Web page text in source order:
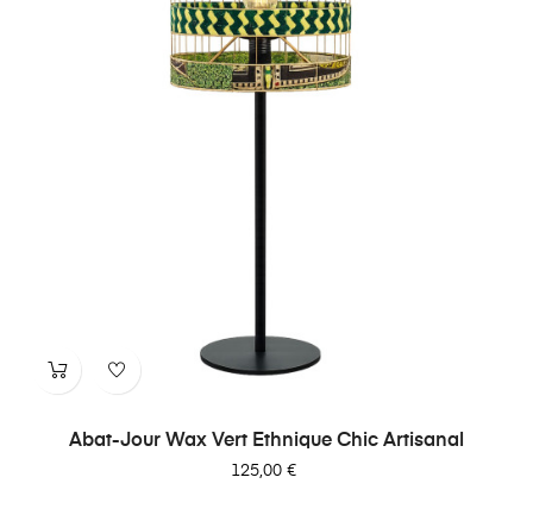
Abat-Jour Wax Vert Ethnique Chic Artisanal
Prix
125,00 €